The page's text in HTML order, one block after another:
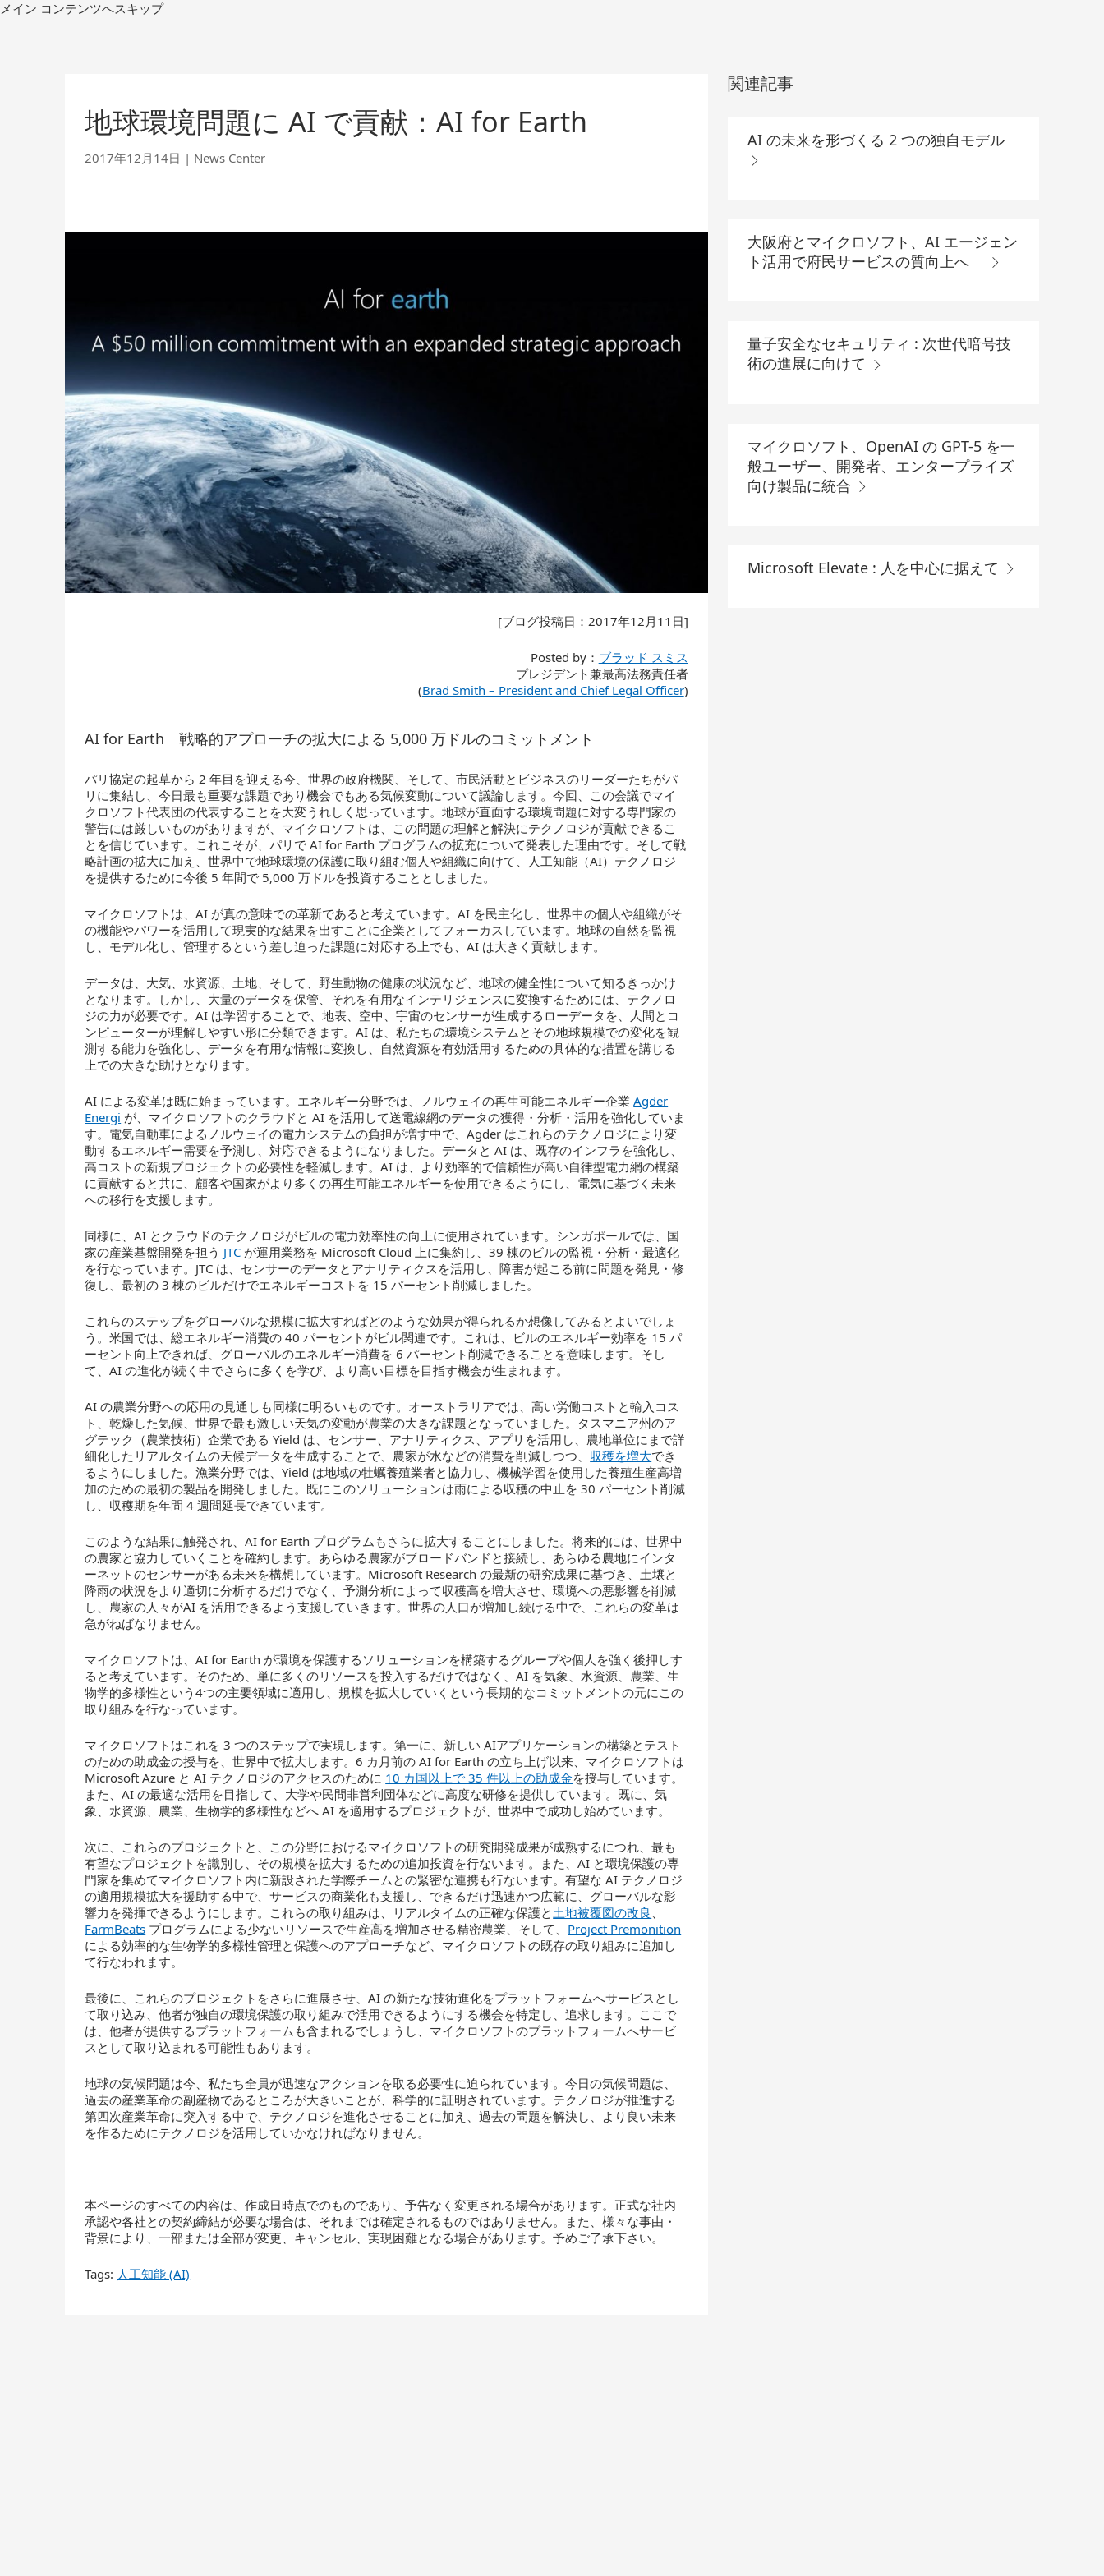
コ
メイン コンテンツへスキップ
地球環境問題に AI で貢献：AI for Earth
2017年12月14日 | News Center
[ブログ投稿日：2017年12月11日]
Posted by： ブラッド スミス
プレジデント兼最高法務責任者
(Brad Smith – President and Chief Legal Officer)
AI for Earth 戦略的アプローチの拡大による 5,000 万ドルのコミットメント
パリ協定の起草から 2 年目を迎える今、世界の政府機関、そして、市民活動とビジネスのリーダーたちがパ
リに集結し、今日最も重要な課題であり機会でもある気候変動について議論します。今回、この会議でマイ
クロソフト代表団の代表することを大変うれしく思っています。地球が直面する環境問題に対する専門家の
警告には厳しいものがありますが、マイクロソフトは、この問題の理解と解決にテクノロジが貢献できるこ
とを信じています。 これこそが、パリで AI for Earth プログラムの拡充について発表した理由です。そして戦
略計画の拡大に加え、世界中で地球環境の保護に取り組む個人や組織に向けて、人工知能（AI）テクノロジ
を提供するために今後 5 年間で 5,000 万ドルを投資することとしました。
マイクロソフトは、AI が真の意味での革新であると考えています。AI を民主化し、世界中の個人や組織がそ
の機能やパワーを活用して現実的な結果を出すことに企業としてフォーカスしています。地球の自然を監視
し、モデル化し、管理するという差し迫った課題に対応する上でも、AI は大きく貢献します。
データは、大気、水資源、土地、そして、野生動物の健康の状況など、地球の健全性について知るきっかけ
となります。しかし、大量のデータを保管、それを有用なインテリジェンスに変換するためには、テクノロ
ジの力が必要です。AI は学習することで、地表、空中、宇宙のセンサーが生成するローデータを、人間とコ
ンピューターが理解しやすい形に分類できます。AI は、私たちの環境システムとその地球規模での変化を観
測する能力を強化し、データを有用な情報に変換し、自然資源を有効活用するための具体的な措置を講じる
上での大きな助けとなります。
AI による変革は既に始まっています。エネルギー分野では、ノルウェイの再生可能エネルギー企業Agder
Energi が、マイクロソフトのクラウドと AI を活用して送電線網のデータの獲得・分析・活用を強化していま
す。電気自動車によるノルウェイの電力システムの負担が増す中で、Agder はこれらのテクノロジにより変
動するエネルギー需要を予測し、対応できるようになりました。データと AI は、既存のインフラを強化し、
高コストの新規プロジェクトの必要性を軽減します。AI は、より効率的で信頼性が高い自律型電力網の構築
に貢献すると共に、顧客や国家がより多くの再生可能エネルギーを使用できるようにし、電気に基づく未来
への移行を支援します。
同様に、AI とクラウドのテクノロジがビルの電力効率性の向上に使用されています。シンガポールでは、国
家の産業基盤開発を担う JTC が運用業務を Microsoft Cloud 上に集約し、39 棟のビルの監視・分析・最適化
を行なっています。JTC は、センサーのデータとアナリティクスを活用し、障害が起こる前に問題を発見・修
復し、最初の 3 棟のビルだけでエネルギーコストを 15 パーセント削減しました。
これらのステップをグローバルな規模に拡大すればどのような効果が得られるか想像してみるとよいでしょ
う。米国では、総エネルギー消費の 40 パーセントがビル関連です。これは、ビルのエネルギー効率を 15 パ
ーセント向上できれば、グローバルのエネルギー消費を 6 パーセント削減できることを意味します。そし
て、AI の進化が続く中でさらに多くを学び、より高い目標を目指す機会が生まれます。
AI の農業分野への応用の見通しも同様に明るいものです。オーストラリアでは、高い労働コストと輸入コス
ト、乾燥した気候、世界で最も激しい天気の変動が農業の大きな課題となっていました。タスマニア州のア
グテック（農業技術）企業である Yield は、センサー、アナリティクス、アプリを活用し、農地単位にまで詳
細化したリアルタイムの天候データを生成することで、農家が水などの消費を削減しつつ、 収穫を増大でき
るようにしました。漁業分野では、Yield は地域の牡蠣養殖業者と協力し、機械学習を使用した養殖生産高増
加のための最初の製品を開発しました。既にこのソリューションは雨による収穫の中止を 30 パーセント削減
し、収穫期を年間 4 週間延長できています。
このような結果に触発され、AI for Earth プログラムもさらに拡大することにしました。将来的には、世界中
の農家と協力していくことを確約します。あらゆる農家がブロードバンドと接続し、あらゆる農地にインタ
ーネットのセンサーがある未来を構想しています。Microsoft Research の最新の研究成果に基づき、土壌と
降雨の状況をより適切に分析するだけでなく、予測分析によって収穫高を増大させ、環境への悪影響を削減
し、農家の人々がAI を活用できるよう支援していきます。世界の人口が増加し続ける中で、これらの変革は
急がねばなりません。
マイクロソフトは、AI for Earth が環境を保護するソリューションを構築するグループや個人を強く後押しす
ると考えています。そのため、単に多くのリソースを投入するだけではなく、AI を気象、水資源、農業、生
物学的多様性という4つの主要領域に適用し、規模を拡大していくという長期的なコミットメントの元にこの
取り組みを行なっています。
マイクロソフトはこれを 3 つのステップで実現します。第一に、新しい AIアプリケーションの構築とテスト
のための助成金の授与を、世界中で拡大します。6 カ月前の AI for Earth の立ち上げ以来、マイクロソフトは
Microsoft Azure と AI テクノロジのアクセスのために 10 カ国以上で 35 件以上の助成金を授与しています。
また、AI の最適な活用を目指して、大学や民間非営利団体などに高度な研修を提供しています。既に、気
象、水資源、農業、生物学的多様性などへ AI を適用するプロジェクトが、世界中で成功し始めています。
次に、これらのプロジェクトと、この分野におけるマイクロソフトの研究開発成果が成熟するにつれ、最も
有望なプロジェクトを識別し、その規模を拡大するための追加投資を行ないます。また、AI と環境保護の専
門家を集めてマイクロソフト内に新設された学際チームとの緊密な連携も行ないます。有望な AI テクノロジ
の適用規模拡大を援助する中で、サービスの商業化も支援し、できるだけ迅速かつ広範に、グローバルな影
響力を発揮できるようにします。これらの取り組みは、リアルタイムの正確な保護と土地被覆図の改良 、
FarmBeats プログラムによる少ないリソースで生産高を増加させる精密農業、そして、 Project Premonition
による効率的な生物学的多様性管理と保護へのアプローチなど、マイクロソフトの既存の取り組みに追加し
て行なわれます。
最後に、これらのプロジェクトをさらに進展させ、AI の新たな技術進化をプラットフォームへサービスとし
て取り込み、他者が独自の環境保護の取り組みで活用できるようにする機会を特定し、追求します。ここで
は、他者が提供するプラットフォームも含まれるでしょうし、マイクロソフトのプラットフォームへサービ
スとして取り込まれる可能性もあります。
地球の気候問題は今、私たち全員が迅速なアクションを取る必要性に迫られています。今日の気候問題は、
過去の産業革命の副産物であるところが大きいことが、科学的に証明されています。テクノロジが推進する
第四次産業革命に突入する中で、テクノロジを進化させることに加え、過去の問題を解決し、より良い未来
を作るためにテクノロジを活用していかなければなりません。
ｰｰｰ
本ページのすべての内容は、作成日時点でのものであり、予告なく変更される場合があります。正式な社内
承認や各社との契約締結が必要な場合は、それまでは確定されるものではありません。また、様々な事由・
背景により、一部または全部が変更、キャンセル、実現困難となる場合があります。予めご了承下さい。
Tags: 人工知能 (AI)
関連記事
AI の未来を形づくる 2 つの独自モデル
大阪府とマイクロソフト、AI エージェン
ト活用で府民サービスの質向上へ
量子安全なセキュリティ : 次世代暗号技
術の進展に向けて
マイクロソフト、OpenAI の GPT-5 を一
般ユーザー、開発者、エンタープライズ
向け製品に統合
Microsoft Elevate : 人を中心に据えて